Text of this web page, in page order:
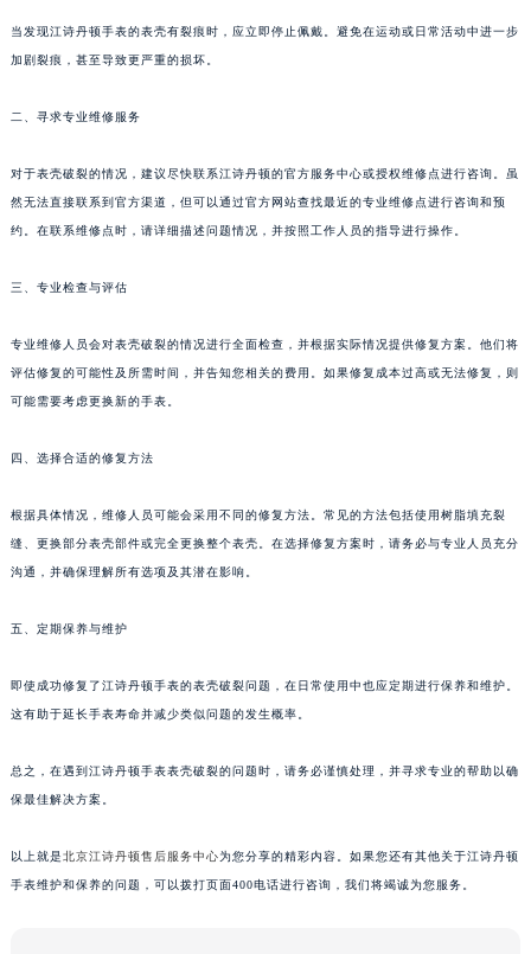
当发现江诗丹顿手表的表壳有裂痕时，应立即停止佩戴。避免在运动或日常活动中进一步
加剧裂痕，甚至导致更严重的损坏。
二、寻求专业维修服务
对于表壳破裂的情况，建议尽快联系江诗丹顿的官方服务中心或授权维修点进行咨询。虽
然无法直接联系到官方渠道，但可以通过官方网站查找最近的专业维修点进行咨询和预
约。在联系维修点时，请详细描述问题情况，并按照工作人员的指导进行操作。
三、专业检查与评估
专业维修人员会对表壳破裂的情况进行全面检查，并根据实际情况提供修复方案。他们将
评估修复的可能性及所需时间，并告知您相关的费用。如果修复成本过高或无法修复，则
可能需要考虑更换新的手表。
四、选择合适的修复方法
根据具体情况，维修人员可能会采用不同的修复方法。常见的方法包括使用树脂填充裂
缝、更换部分表壳部件或完全更换整个表壳。在选择修复方案时，请务必与专业人员充分
沟通，并确保理解所有选项及其潜在影响。
五、定期保养与维护
即使成功修复了江诗丹顿手表的表壳破裂问题，在日常使用中也应定期进行保养和维护。
这有助于延长手表寿命并减少类似问题的发生概率。
总之，在遇到江诗丹顿手表表壳破裂的问题时，请务必谨慎处理，并寻求专业的帮助以确
保最佳解决方案。
以上就是北京江诗丹顿售后服务中心为您分享的精彩内容。如果您还有其他关于江诗丹顿
手表维护和保养的问题，可以拨打页面400电话进行咨询，我们将竭诚为您服务。